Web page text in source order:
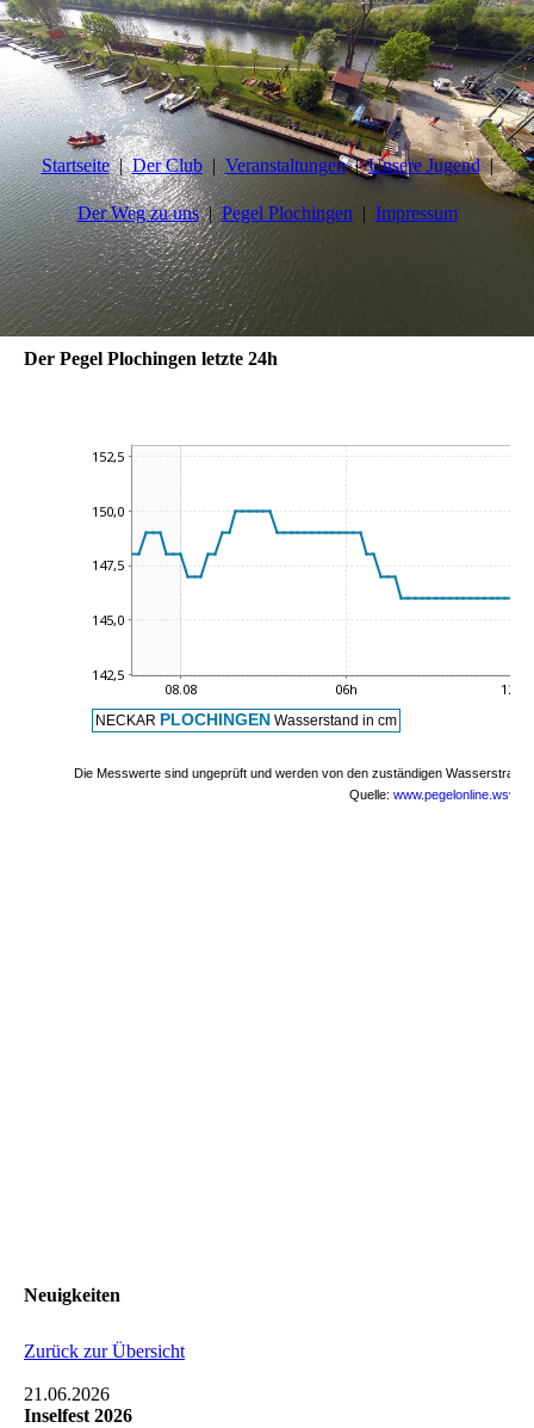
Startseite Der Club Veranstaltungen Unsere Jugend
Der Weg zu uns Pegel Plochingen Impressum
Der Pegel Plochingen letzte 24h
Neuigkeiten
Zurück zur Übersicht
21.06.2026
Inselfest 2026